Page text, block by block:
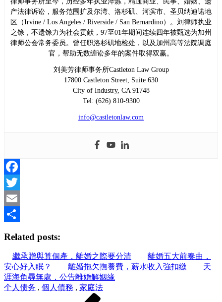
产法律诉讼，服务范围扩及尔湾、洛杉矶、河滨市、圣贝纳迪诺地
区（Irvine / Los Angeles / Riverside / San Bernardino）。刘律师执业
之馀，不遗馀力为社会贡献，97至01年期间连续四年被甄选为加州
律师公会常务委员。曾任职洛杉矶地检处，以及加州高等法院调庭
官，帮助无数缠讼多年的案件取得双赢。
刘美芳律师事务所Castleton Law Group
17800 Castleton Street, Suite 630
City of Industry, CA 91748
Tel: (626) 810-9300
info@castletonlaw.com
Facebook
Twitter
Email
Related posts:
繼承贈與算個產，離婚之際要分清
離婚五大前奏曲，
安心好入眠？
離婚拖欠撫養費，薪水收入強扣繳
天
涯海角尋無處，公告離婚解姻緣
个人债务 , 個人債務 , 家庭法